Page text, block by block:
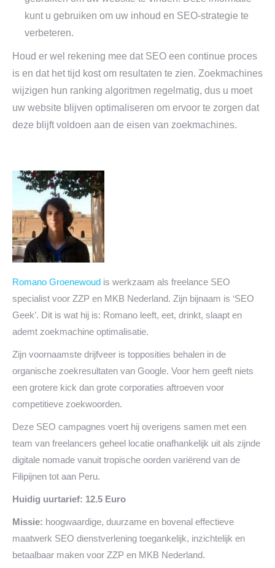
kunt u gebruiken om uw inhoud en SEO-strategie te
verbeteren.
Houd er wel rekening mee dat SEO een continue proces
is en dat het tijd kost om resultaten te zien. Zoekmachines
wijzigen hun ranking algoritmen regelmatig, dus u moet
uw website blijven optimaliseren om ervoor te zorgen dat
deze blijft voldoen aan de eisen van zoekmachines.
Romano Groenewoud is werkzaam als freelance SEO
specialist voor ZZP en MKB Nederland. Zijn bijnaam is ‘SEO
Geek’. Dit is wat hij is: Romano leeft, eet, drinkt, slaapt en
ademt zoekmachine optimalisatie.
Zijn voornaamste drijfveer is topposities behalen in de
organische zoekresultaten van Google. Voor hem geeft niets
een grotere kick dan grote corporaties aftroeven voor
competitieve zoekwoorden.
Deze SEO campagnes voert hij overigens samen met een
team van freelancers geheel locatie onafhankelijk uit als zijnde
digitale nomade vanuit tropische oorden variërend van de
Filipijnen tot aan Peru.
Huidig uurtarief: 12.5 Euro
Missie: hoogwaardige, duurzame en bovenal effectieve
maatwerk SEO dienstverlening toegankelijk, inzichtelijk en
betaalbaar maken voor ZZP en MKB Nederland.